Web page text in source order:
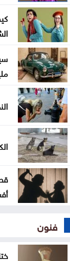
إصابة سفينة
رئيس الوزراء
الجوار
مجلس التعاون:
خطير للملاحة
فنون